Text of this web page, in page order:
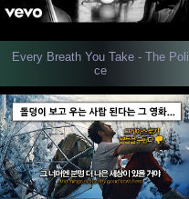
Every Breath You Take - The Poli
ce